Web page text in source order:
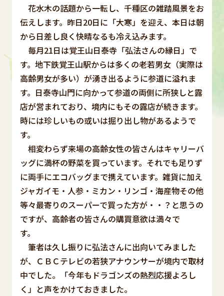
花水木の話題から一転し、千種区の雑踏風景をお
伝えします。昨日20日に「大寒」を迎え、本日は朝
から日差し良く快晴なるも冷え込みます。
毎月21日は覚王山日泰寺「弘法さんの縁日」で
す。地下鉄覚王山駅からは多くの老若男女（実際は
高齢男女が多い）が湧き出るように参道に溢れま
す。日泰寺山門に向かって参道の両側に所狭しと露
店が営まれており、境内にもその露店が続きます。
時には珍しいもの或いは掘り出し物があるようで
す。
相変わらず来場の高齢女性の皆さんはキャリーバ
ッグに満杯の野菜を買っています。それでも足りず
に両手にエコバッグまで携えています。雑貨に加え
ジャガイモ・人参・ミカン・リンゴ・海産物その他
等々最寄りのスーパーで買った方が・・？と思うの
ですが、高齢者の皆さんの購買意欲は満々で
す。
筆者は久し振りに弘法さんに出向いてみました
が、ＣＢＣテレビの若狭アナウンサーが境内で取材
中でした。「今年もドラゴンズの熱烈応援よろし
く」と声をかけておきました。